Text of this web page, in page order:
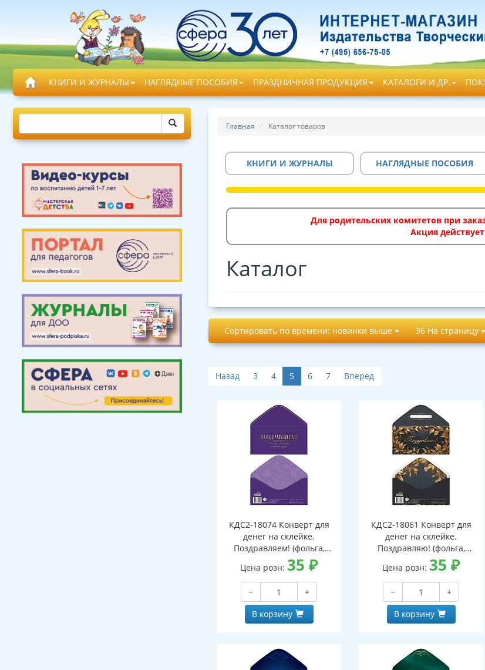
КНИГИ И ЖУРНАЛЫ НАГЛЯДНЫЕ ПОСОБИЯ ПРАЗДНИЧНАЯ ПРОДУКЦИЯ КАТАЛОГИ И ДР.
Главная Каталог товаров
КНИГИ И ЖУРНАЛЫ НАГЛЯДНЫЕ ПОСОБИЯ
Для родительских комитетов при
Акция
Каталог
Сортировать по времени: новинки выше 36 На страницу
Назад 3 4 5 6 7 Вперед
КДС2-18074 Конверт для
денег на склейке.
Поздравляем! (фольга,
мужской, однотонный)
Цена розн: 35₽
−
+
В корзину
КДС2-18061 Конверт для
денег на склейке.
Поздравляю! (фольга,
унисекс, однотонный,
узоры)
Цена розн: 35₽
−
+
В корзину